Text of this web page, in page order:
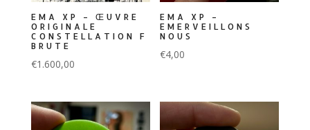
EMA XP – ŒUVRE
ORIGINALE
CONSTELLATION F
BRUTE
€1.600,00
EMA XP –
EMERVEILLONS
NOUS
€4,00